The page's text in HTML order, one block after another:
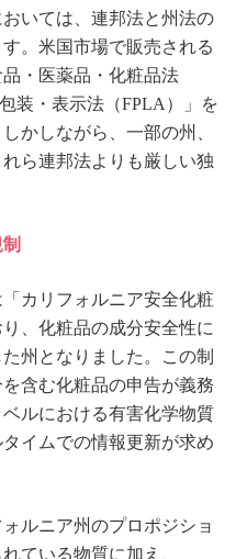
いては、連邦法と州法の
。米国市場で販売される
・医薬品・化粧品法
装・表示法（FPLA）」を
かしながら、一部の州、
ら連邦法よりも厳しい独
カリフォルニア安全化粧
、化粧品の成分安全性に
州となりました。この制
含む化粧品の申告が義務
ルにおける有害化学物質
イムでの情報更新が求め
ルニア州のプロポジショ
ている物質に加え、